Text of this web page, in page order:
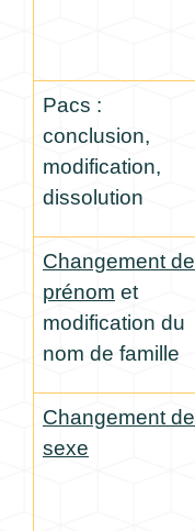
Pacs :
conclusion,
modification,
dissolution
Changement de
prénom et
modification du
nom de famille
Changement de
sexe